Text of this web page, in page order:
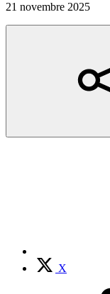
21 novembre 2025
X